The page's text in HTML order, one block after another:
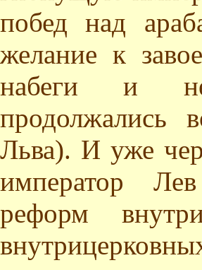
побед над
желание к
набеги и
продолжались
Льва). И уже
император
реформ